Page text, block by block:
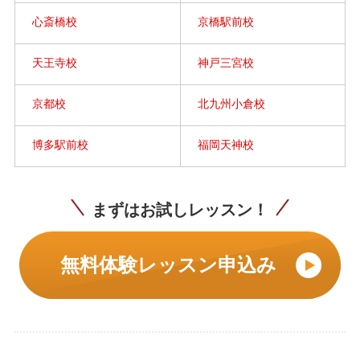
心斎橋校 京橋駅前校
天王寺校 神戸三宮校
京都校 北九州小倉校
博多駅前校 福岡天神校
まずはお試しレッスン！
無料体験レッスン申込み